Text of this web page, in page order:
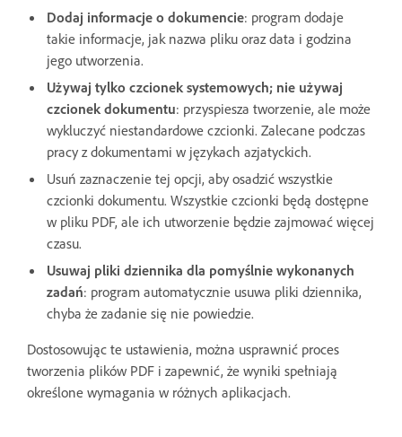
Dodaj informacje o dokumencie: program dodaje
takie informacje, jak nazwa pliku oraz data i godzina
jego utworzenia.
Używaj tylko czcionek systemowych; nie używaj
czcionek dokumentu: przyspiesza tworzenie, ale może
wykluczyć niestandardowe czcionki. Zalecane podczas
pracy z dokumentami w językach azjatyckich.
Usuń zaznaczenie tej opcji, aby osadzić wszystkie
czcionki dokumentu. Wszystkie czcionki będą dostępne
w pliku PDF, ale ich utworzenie będzie zajmować więcej
czasu.
Usuwaj pliki dziennika dla pomyślnie wykonanych
zadań: program automatycznie usuwa pliki dziennika,
chyba że zadanie się nie powiedzie.
Dostosowując te ustawienia, można usprawnić proces
tworzenia plików PDF i zapewnić, że wyniki spełniają
określone wymagania w różnych aplikacjach.